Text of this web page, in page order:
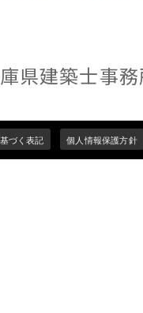
県建築士事
づく表記 個人情報保護方針